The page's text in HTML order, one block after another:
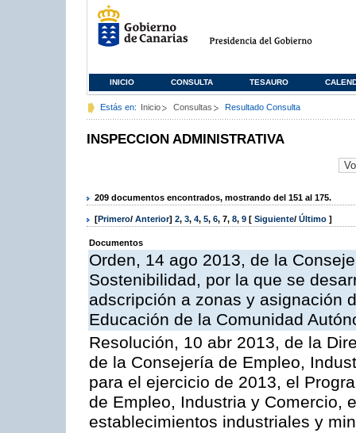
INICIO CONSULTA TESAURO
Estás en: Inicio Consultas Resultado Consulta
INSPECCION ADMINISTRATIVA
209 documentos encontrados, mostrando del 151 al 175.
[Primero/ Anterior] 2, 3, 4, 5, 6, 7, 8, 9 [ Siguiente/ Último ]
Documentos
Orden, 14 ago 2013, de la
Sostenibilidad, por la que se
adscripción a zonas y asignación
Educación de la Comunidad
Resolución, 10 abr 2013, de la
de la Consejería de Empleo,
para el ejercicio de 2013, el
de Empleo, Industria y Comercio,
establecimientos industriales y